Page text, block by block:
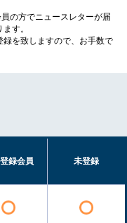
の方でニュースレターが届
す。
を致しますので、お手数で
録会員 未登録